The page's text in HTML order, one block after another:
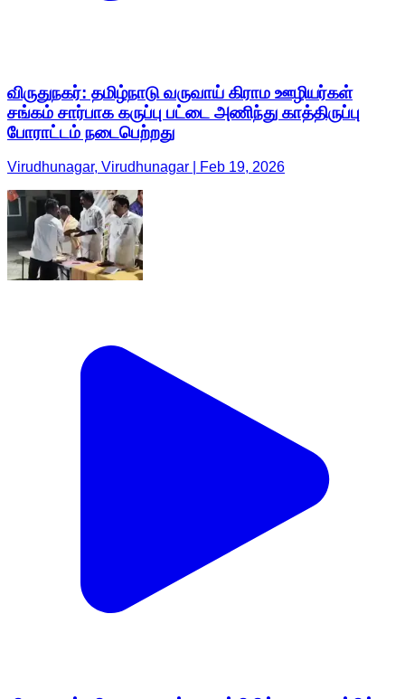
விருதுநகர்: தமிழ்நாடு வருவாய் கிராம ஊழியர்கள்
சங்கம் சார்பாக கருப்பு பட்டை அணிந்து காத்திருப்பு
போராட்டம் நடைபெற்றது
Virudhunagar, Virudhunagar | Feb 19, 2026